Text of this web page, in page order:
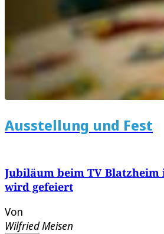
Ausstellung und Fest
Jubiläum beim TV Blatzheim
wird gefeiert
Von
Wilfried Meisen